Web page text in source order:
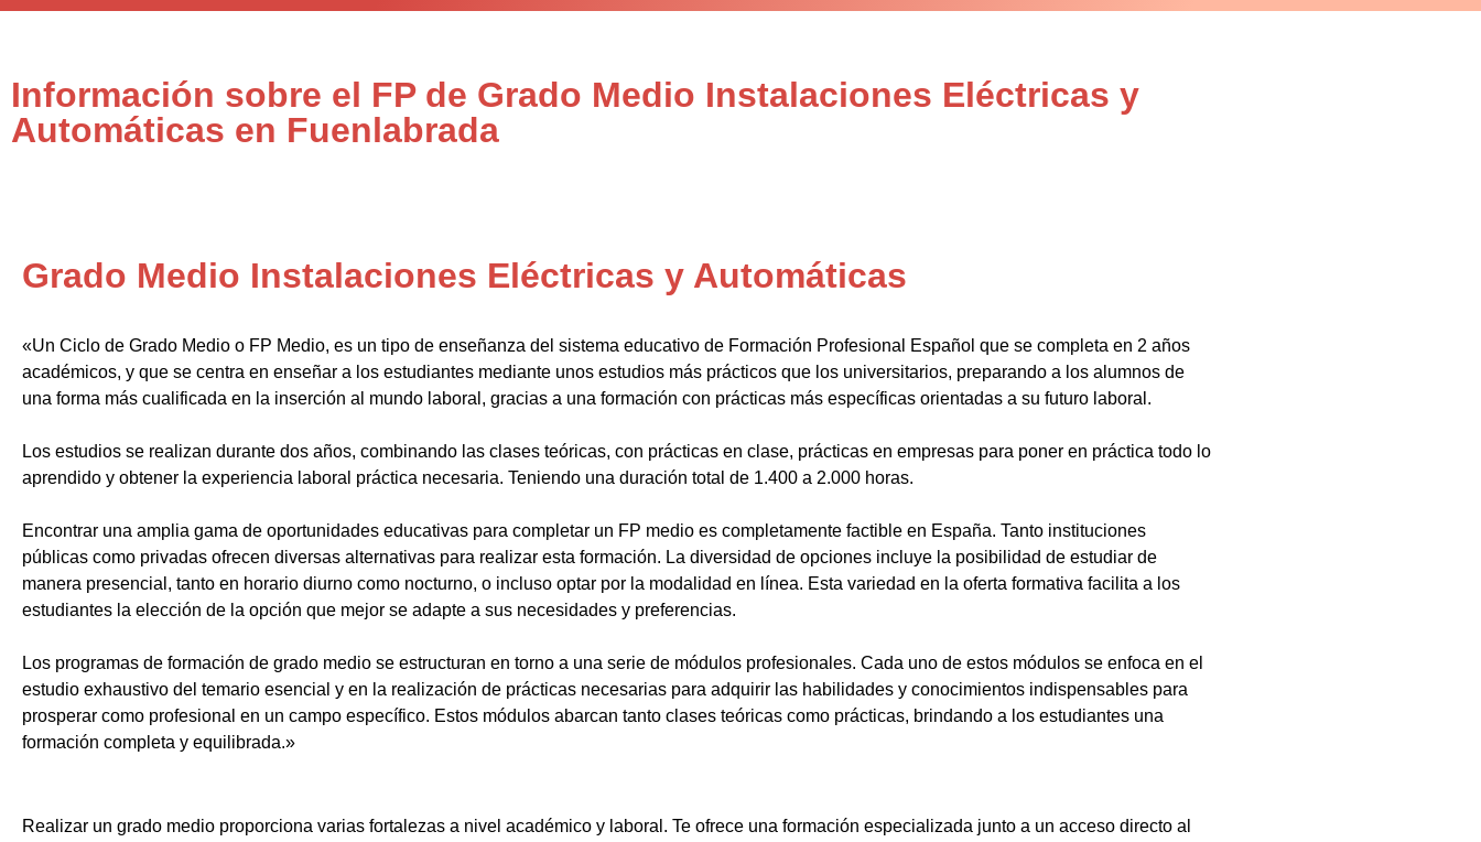
Información sobre el FP de Grado Medio Instalaciones Eléctricas y
Automáticas en Fuenlabrada
Grado Medio Instalaciones Eléctricas y Automáticas
«Un Ciclo de Grado Medio o FP Medio, es un tipo de enseñanza del sistema educativo de Formación Profesional Español que se completa en 2 años
académicos, y que se centra en enseñar a los estudiantes mediante unos estudios más prácticos que los universitarios, preparando a los alumnos de
una forma más cualificada en la inserción al mundo laboral, gracias a una formación con prácticas más específicas orientadas a su futuro laboral.
Los estudios se realizan durante dos años, combinando las clases teóricas, con prácticas en clase, prácticas en empresas para poner en práctica todo lo
aprendido y obtener la experiencia laboral práctica necesaria. Teniendo una duración total de 1.400 a 2.000 horas.
Encontrar una amplia gama de oportunidades educativas para completar un FP medio es completamente factible en España. Tanto instituciones
públicas como privadas ofrecen diversas alternativas para realizar esta formación. La diversidad de opciones incluye la posibilidad de estudiar de
manera presencial, tanto en horario diurno como nocturno, o incluso optar por la modalidad en línea. Esta variedad en la oferta formativa facilita a los
estudiantes la elección de la opción que mejor se adapte a sus necesidades y preferencias.
Los programas de formación de grado medio se estructuran en torno a una serie de módulos profesionales. Cada uno de estos módulos se enfoca en el
estudio exhaustivo del temario esencial y en la realización de prácticas necesarias para adquirir las habilidades y conocimientos indispensables para
prosperar como profesional en un campo específico. Estos módulos abarcan tanto clases teóricas como prácticas, brindando a los estudiantes una
formación completa y equilibrada.»
Realizar un grado medio proporciona varias fortalezas a nivel académico y laboral. Te ofrece una formación especializada junto a un acceso directo al